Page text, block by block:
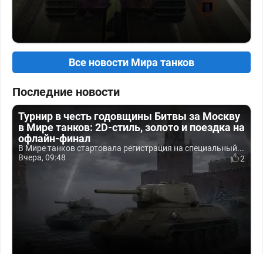
Все новости Мира танков
Последние новости
Турнир в честь годовщины Битвы за Москву
в Мире танков: 2D-стиль, золото и поездка на
офлайн-финал
В Мире танков стартовала регистрация на специальный...
Вчера, 09:48
2